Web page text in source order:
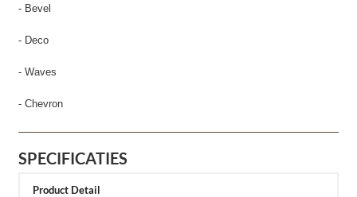
- Bevel
- Deco
- Waves
- Chevron
SPECIFICATIES
Product Detail